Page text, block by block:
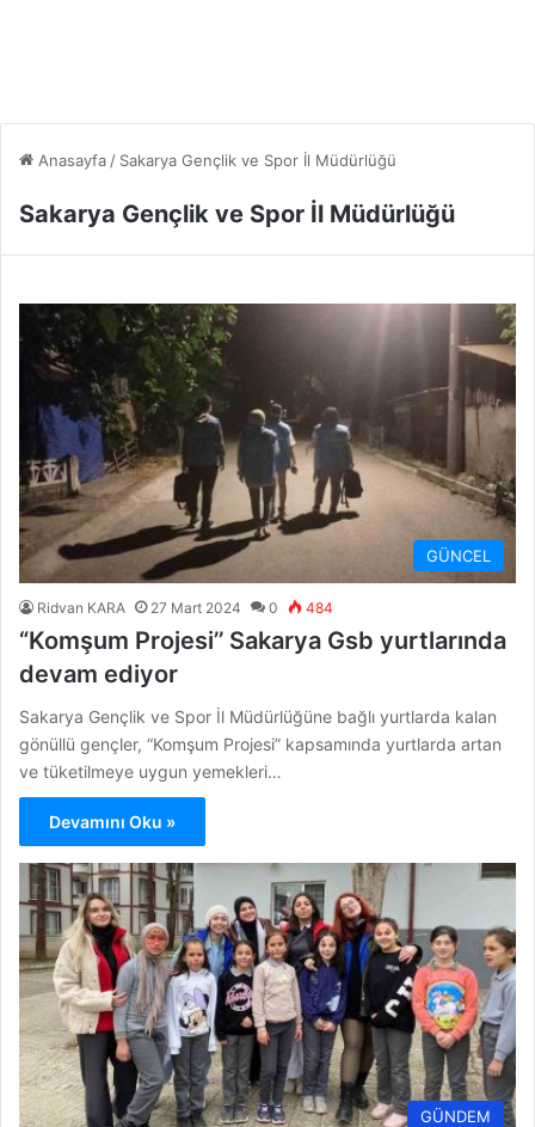
Anasayfa / Sakarya Gençlik ve Spor İl Müdürlüğü
Sakarya Gençlik ve Spor İl Müdürlüğü
GÜNCEL
Ridvan KARA 27 Mart 2024 0 484
“Komşum Projesi’’ Sakarya Gsb yurtlarında
devam ediyor
Sakarya Gençlik ve Spor İl Müdürlüğüne bağlı yurtlarda kalan
gönüllü gençler, “Komşum Projesi” kapsamında yurtlarda artan
ve tüketilmeye uygun yemekleri…
Devamını Oku »
GÜNDEM